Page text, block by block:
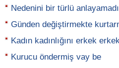
Nedenini bir türlü
Günden değiştirmekte
Kadın kadınlığını erkek
Kurucu öndermiş vay be